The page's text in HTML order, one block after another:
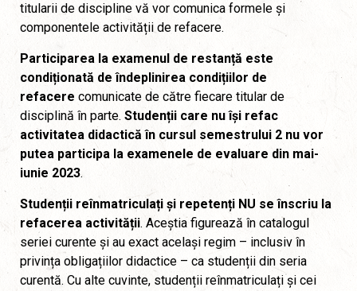
titularii de discipline vă vor comunica formele și
componentele activității de refacere.
Participarea la examenul de restanță este
condiționată de îndeplinirea condițiilor de
refacere comunicate de către fiecare titular de
disciplină în parte. Studenții care nu își refac
activitatea didactică în cursul semestrului 2 nu vor
putea participa la examenele de evaluare din mai-
iunie 2023.
Studenții reînmatriculați și repetenți NU se înscriu la
refacerea activității. Aceștia figurează în catalogul
seriei curente și au exact același regim – inclusiv în
privința obligațiilor didactice – ca studenții din seria
curentă. Cu alte cuvinte, studenții reînmatriculați și cei